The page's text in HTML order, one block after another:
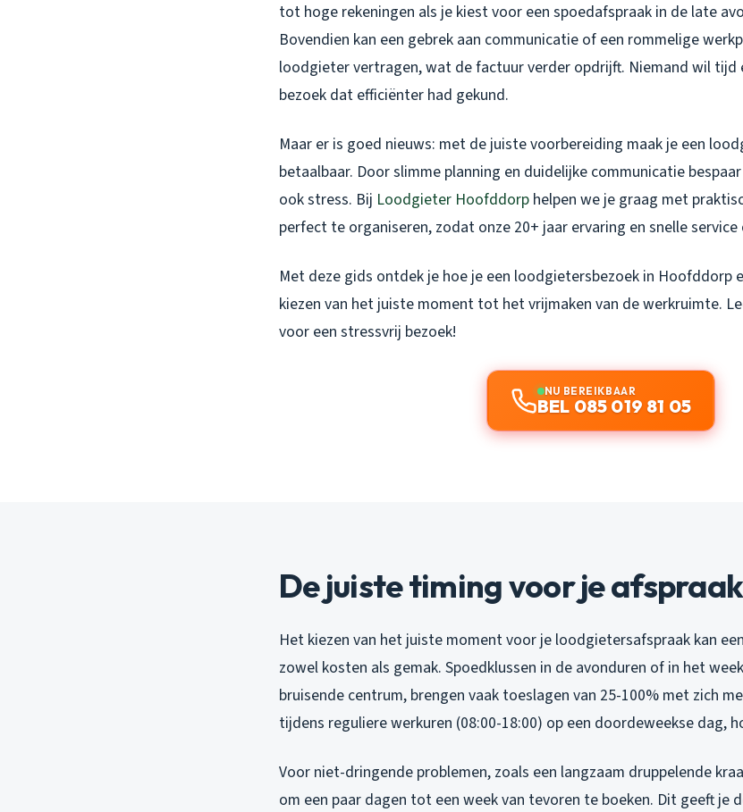
tot hoge rekeningen als je kiest voor een spoedafspraak in de late
Bovendien kan een gebrek aan communicatie of een rommelige
loodgieter vertragen, wat de factuur verder opdrijft. Niemand wil tijd
bezoek dat efficiënter had gekund.
Maar er is goed nieuws: met de juiste voorbereiding maak je een
betaalbaar. Door slimme planning en duidelijke communicatie
ook stress. Bij Loodgieter Hoofddorp helpen we je graag met
perfect te organiseren, zodat onze 20+ jaar ervaring en snelle
Met deze gids ontdek je hoe je een loodgietersbezoek in Hoofddorp
kiezen van het juiste moment tot het vrijmaken van de werkruimte.
voor een stressvrij bezoek!
NU BEREIKBAAR
BEL 085 019 81 05
De juiste timing voor je afspraak
Het kiezen van het juiste moment voor je loodgietersafspraak kan
zowel kosten als gemak. Spoedklussen in de avonduren of in het
bruisende centrum, brengen vaak toeslagen van 25-100% met zich
tijdens reguliere werkuren (08:00-18:00) op een doordeweekse dag,
Voor niet-dringende problemen, zoals een langzaam druppelende
om een paar dagen tot een week van tevoren te boeken. Dit geeft je